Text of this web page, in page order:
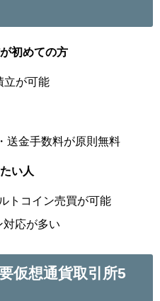
初めての方
立が可能
送金手数料が原則無料
い人
トコイン売買が可能
対応が多い
仮想通貨取引所5